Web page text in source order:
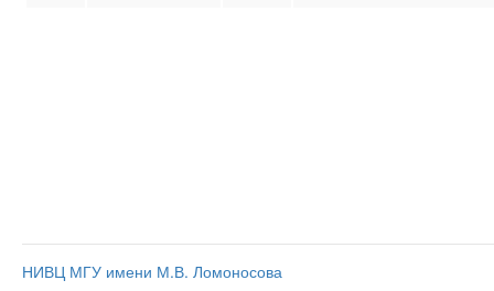
НИВЦ МГУ имени М.В. Ломоносова